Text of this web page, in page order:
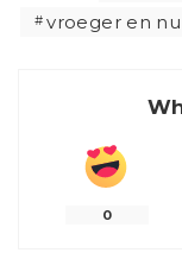
vroeger en nu
0